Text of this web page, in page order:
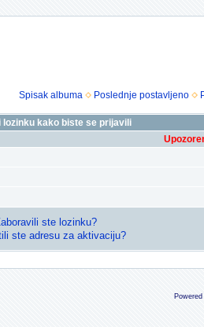
Spisak albuma Poslednje postavljeno
kako biste se prijavili
ste lozinku?
ste adresu za aktivaciju?